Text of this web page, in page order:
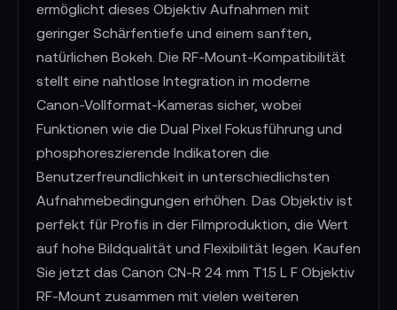
ermöglicht dieses Objektiv Aufnahmen mit
geringer Schärfentiefe und einem sanften,
natürlichen Bokeh. Die RF-Mount-Kompatibilität
stellt eine nahtlose Integration in moderne
Canon-Vollformat-Kameras sicher, wobei
Funktionen wie die Dual Pixel Fokusführung und
phosphoreszierende Indikatoren die
Benutzerfreundlichkeit in unterschiedlichsten
Aufnahmebedingungen erhöhen. Das Objektiv ist
perfekt für Profis in der Filmproduktion, die Wert
auf hohe Bildqualität und Flexibilität legen​​​​​​. Kaufen
Sie jetzt das Canon CN-R 24 mm T1.5 L F Objektiv
RF-Mount zusammen mit vielen weiteren